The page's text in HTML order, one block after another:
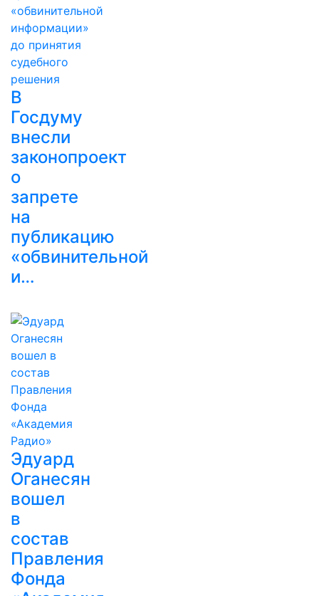
В
Госдуму
внесли
законопроект
о
запрете
на
публикацию
«обвинительной
и…
Эдуард
Оганесян
вошел
в
состав
Правления
Фонда